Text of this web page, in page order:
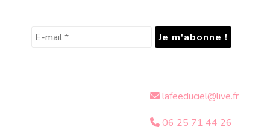
lafeeduciel@live.fr
06 25 71 44 26